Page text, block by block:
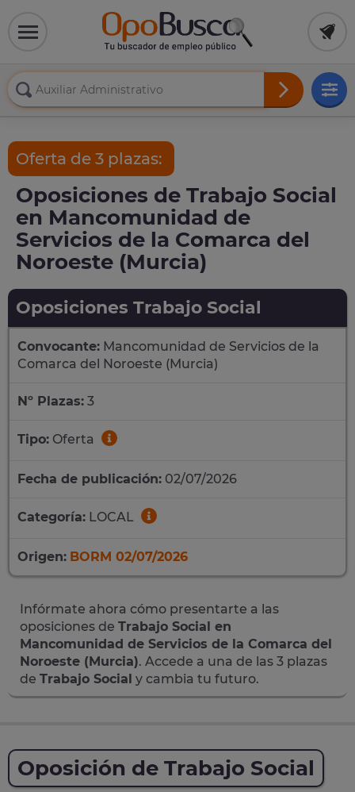
Oferta de 3 plazas:
Oposiciones de Trabajo Social
en Mancomunidad de
Servicios de la Comarca del
Noroeste (Murcia)
Oposiciones Trabajo Social
Convocante: Mancomunidad de Servicios de la
Comarca del Noroeste (Murcia)
Nº Plazas: 3
Tipo: Oferta
Fecha de publicación: 02/07/2026
Categoría: LOCAL
Origen: BORM 02/07/2026
Infórmate ahora cómo presentarte a las
oposiciones de Trabajo Social en
Mancomunidad de Servicios de la Comarca del
Noroeste (Murcia). Accede a una de las 3 plazas
de Trabajo Social y cambia tu futuro.
Oposición de Trabajo Social